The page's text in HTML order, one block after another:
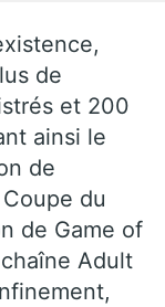
de
et 200
ainsi le
de
du
de Game of
Adult